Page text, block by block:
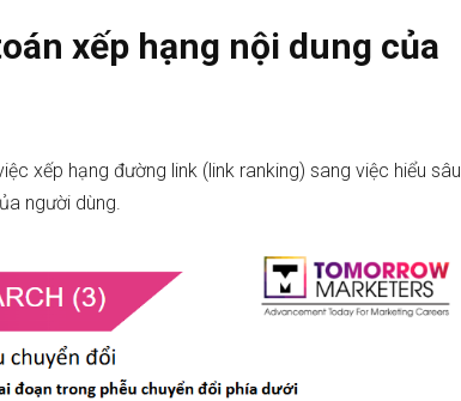
xếp hạng nội dung của
xếp hạng đường link (link ranking) sang việc hiểu sâu
người dùng.